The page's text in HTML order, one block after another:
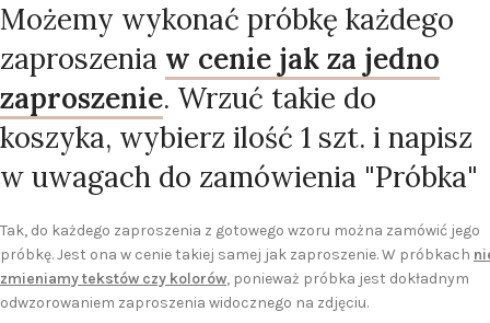
Możemy wykonać próbkę każdego
zaproszenia w cenie jak za jedno
zaproszenie. Wrzuć takie do
koszyka, wybierz ilość 1 szt. i napisz
w uwagach do zamówienia "Próbka"
Tak, do każdego zaproszenia z gotowego wzoru można zamówić jego
próbkę. Jest ona w cenie takiej samej jak zaproszenie. W próbkach
zmieniamy tekstów czy kolorów, ponieważ próbka jest dokładnym
odwzorowaniem zaproszenia widocznego na zdjęciu.